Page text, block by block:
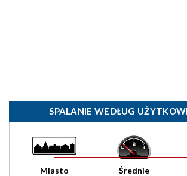
SPALANIE WEDŁUG
Miasto Średnie